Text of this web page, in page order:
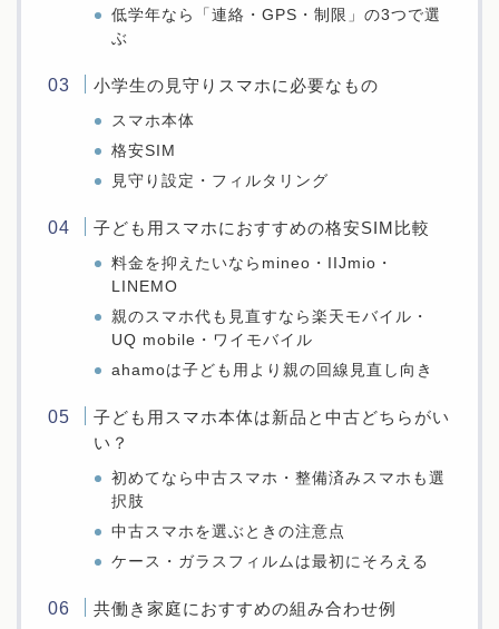
低学年なら「連絡・GPS・制限」の3つで選
ぶ
小学生の見守りスマホに必要なもの
スマホ本体
格安SIM
見守り設定・フィルタリング
子ども用スマホにおすすめの格安SIM比較
料金を抑えたいならmineo・IIJmio・
LINEMO
親のスマホ代も見直すなら楽天モバイル・
UQ mobile・ワイモバイル
ahamoは子ども用より親の回線見直し向き
子ども用スマホ本体は新品と中古どちらがい
い？
初めてなら中古スマホ・整備済みスマホも選
択肢
中古スマホを選ぶときの注意点
ケース・ガラスフィルムは最初にそろえる
共働き家庭におすすめの組み合わせ例